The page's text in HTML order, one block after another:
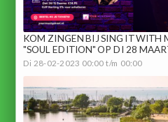
KOM ZINGEN BIJ SING IT WITH
"SOUL EDITION" OP DI 28
Di 28-02-2023 00:00 t/m 00:00